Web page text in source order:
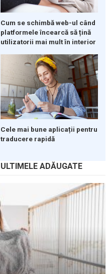
Cum se schimbă web-ul când
platformele încearcă să țină
utilizatorii mai mult în interior
Cele mai bune aplicații pentru
traducere rapidă
ULTIMELE ADĂUGATE